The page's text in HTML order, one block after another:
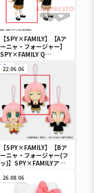
【SPY×FAMILY】【Aア
ーニャ・フォージャー】
SPY×FAMILY Q
ージャー-
22.06.06
【SPY×FAMILY】【Bア
ーニャ・フォージャー(フ
ッ)】SPY×FAMILYアー
ト
26.08.06